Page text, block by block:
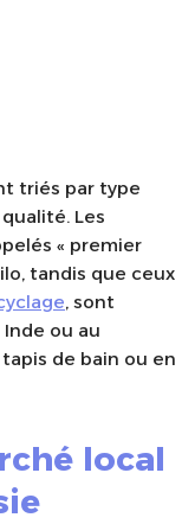
triés par type
Les
« premier
tandis que ceux
, sont
ou au
de bain ou en
local